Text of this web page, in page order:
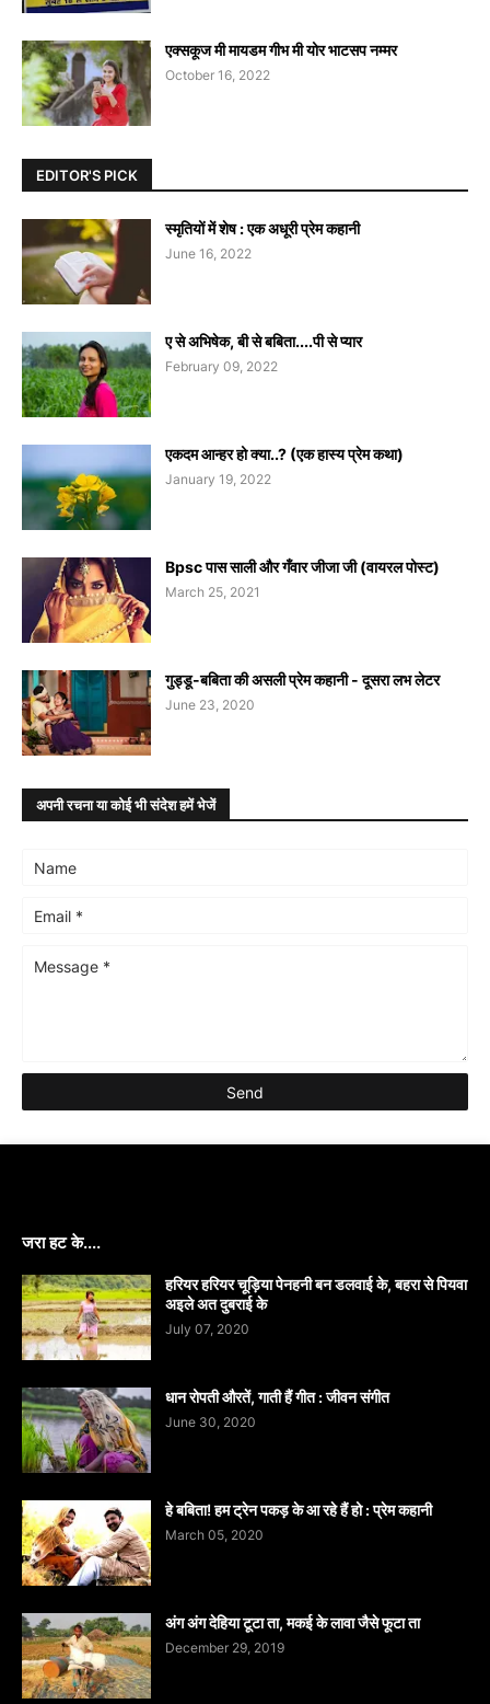
एक्सकूज मी मायडम गीभ मी योर भाटसप नम्मर
October 16, 2022
EDITOR'S PICK
स्मृतियों में शेष : एक अधूरी प्रेम कहानी
June 16, 2022
ए से अभिषेक, बी से बबिता....पी से प्यार
February 09, 2022
एकदम आन्हर हो क्या..? (एक हास्य प्रेम कथा)
January 19, 2022
Bpsc पास साली और गँवार जीजा जी (वायरल पोस्ट)
March 25, 2021
गुड्डू-बबिता की असली प्रेम कहानी - दूसरा लभ लेटर
June 23, 2020
अपनी रचना या कोई भी संदेश हमें भेजें
जरा हट के....
हरियर हरियर चूड़िया पेनहनी बन डलवाई के, बहरा से पियवा
अइले अत दुबराई के
July 07, 2020
धान रोपती औरतें, गाती हैं गीत : जीवन संगीत
June 30, 2020
हे बबिता! हम ट्रेन पकड़ के आ रहे हैं हो : प्रेम कहानी
March 05, 2020
अंग अंग देहिया टूटा ता, मकई के लावा जैसे फूटा ता
December 29, 2019